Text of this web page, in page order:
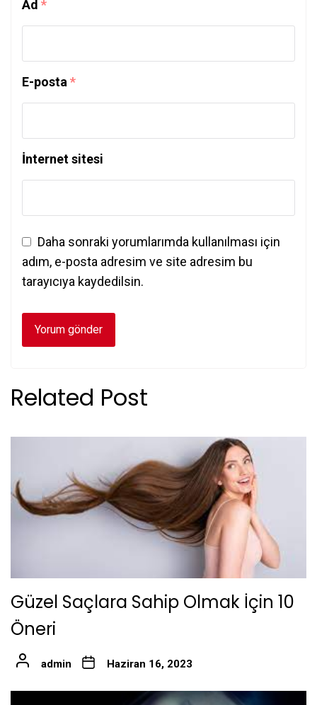
Ad *
E-posta*
İnternet sitesi
Daha sonraki yorumlarımda kullanılması için
adım, e-posta adresim ve site adresim bu
tarayıcıya kaydedilsin.
Related Post
Güzel Saçlara Sahip Olmak İçin 10
Öneri
admin Haziran 16, 2023